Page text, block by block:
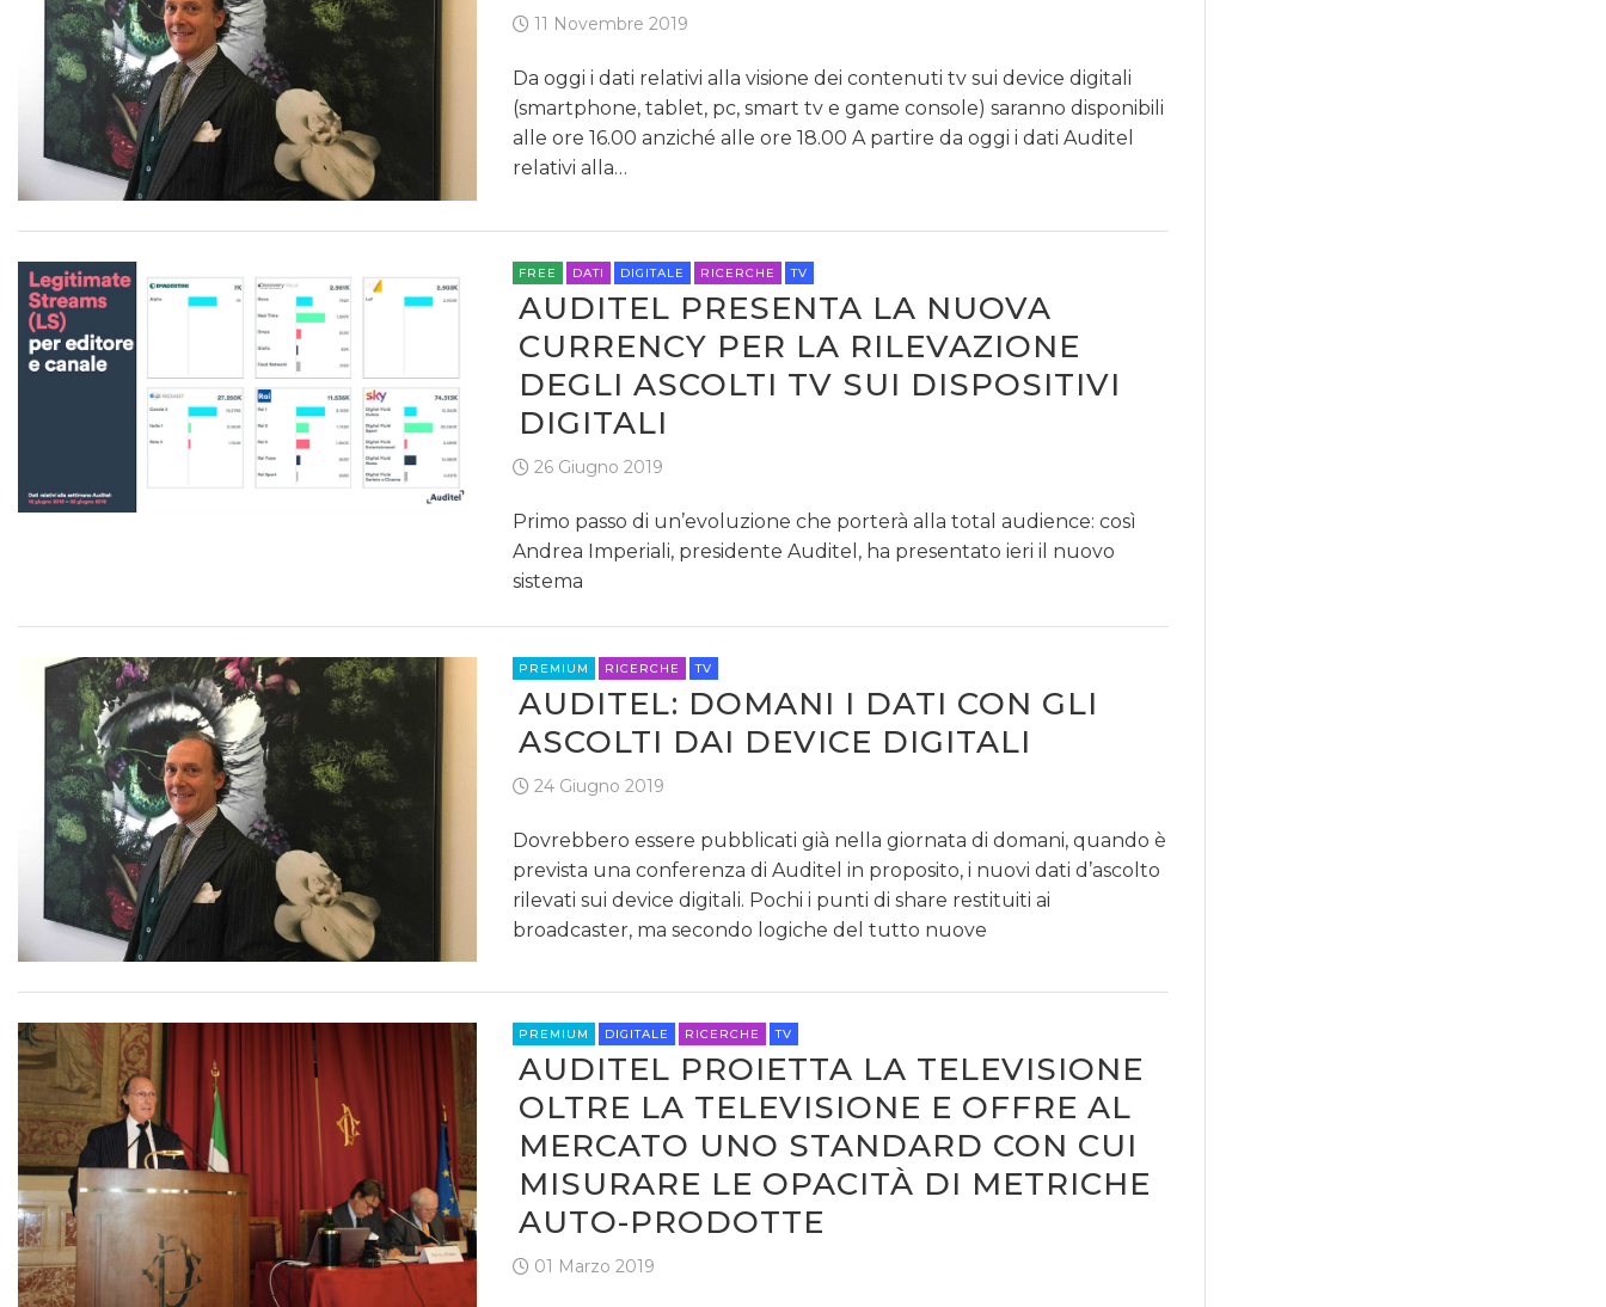
11 Novembre 2019
Da oggi i dati relativi alla visione dei contenuti tv sui device digitali
(smartphone, tablet, pc, smart tv e game console) saranno disponibili
alle ore 16.00 anziché alle ore 18.00 A partire da oggi i dati Auditel
relativi alla…
FREE DATI DIGITALE RICERCHE TV
AUDITEL PRESENTA LA NUOVA
CURRENCY PER LA RILEVAZIONE
DEGLI ASCOLTI TV SUI DISPOSITIVI
DIGITALI
26 Giugno 2019
Primo passo di un’evoluzione che porterà alla total audience: così
Andrea Imperiali, presidente Auditel, ha presentato ieri il nuovo
sistema
PREMIUM RICERCHE TV
AUDITEL: DOMANI I DATI CON GLI
ASCOLTI DAI DEVICE DIGITALI
24 Giugno 2019
Dovrebbero essere pubblicati già nella giornata di domani, quando è
prevista una conferenza di Auditel in proposito, i nuovi dati d’ascolto
rilevati sui device digitali. Pochi i punti di share restituiti ai
broadcaster, ma secondo logiche del tutto nuove
PREMIUM DIGITALE RICERCHE TV
AUDITEL PROIETTA LA TELEVISIONE
OLTRE LA TELEVISIONE E OFFRE AL
MERCATO UNO STANDARD CON CUI
MISURARE LE OPACITÀ DI METRICHE
AUTO-PRODOTTE
01 Marzo 2019